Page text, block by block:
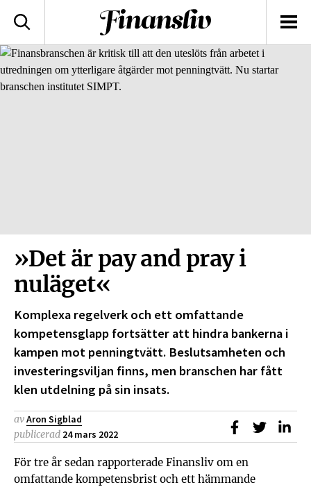
logotyp
Sök
»Det är pay and pray i
nuläget«
Komplexa regelverk och ett omfattande
kompetensglapp fortsätter att hindra bankerna i
kampen mot penningtvätt. Beslutsamheten och
investeringsviljan finns, men branschen har fått
klen utdelning på sin insats.
avAron Sigblad
publicerad 24 mars 2022
Dela påDela på
För tre år sedan rapporterade Finansliv om en
omfattande kompetensbrist och ett hämmande